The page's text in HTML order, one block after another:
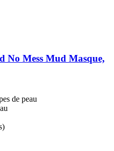
No Mess Mud Masque,
de peau